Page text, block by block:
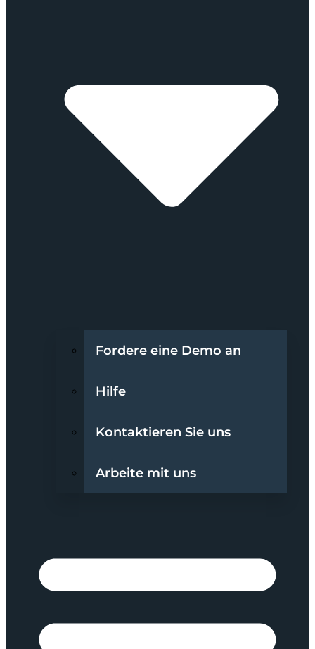
Fordere eine Demo an
Hilfe
Kontaktieren Sie uns
Arbeite mit uns